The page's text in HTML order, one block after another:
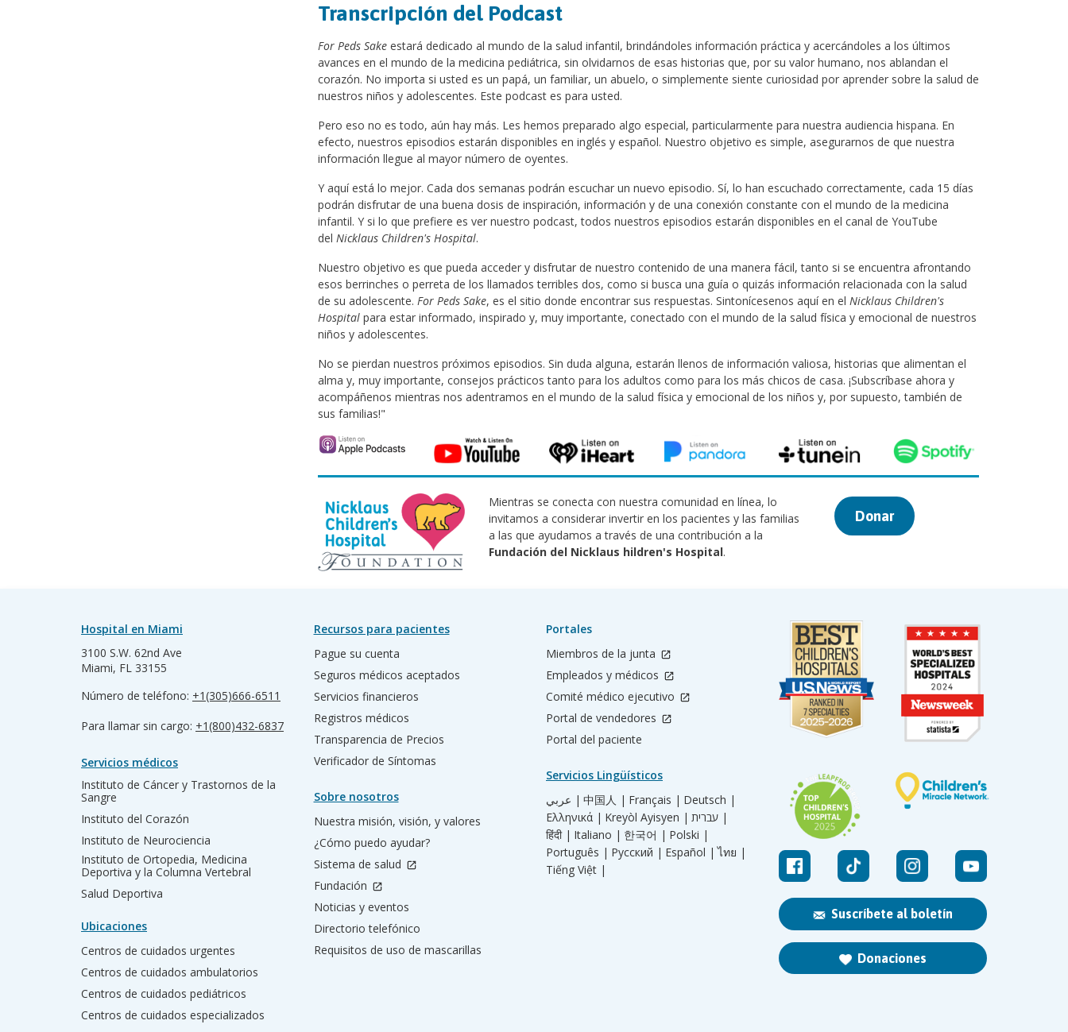
Transcripción del Podcast
For Peds Sake estará dedicado al mundo de la salud infantil, brindándoles información práctica y acercándoles a los últimos
avances en el mundo de la medicina pediátrica, sin olvidarnos de esas historias que, por su valor humano, nos ablandan el
corazón. No importa si usted es un papá, un familiar, un abuelo, o simplemente siente curiosidad por aprender sobre la salud de
nuestros niños y adolescentes. Este podcast es para usted.
Pero eso no es todo, aún hay más. Les hemos preparado algo especial, particularmente para nuestra audiencia hispana. En
efecto, nuestros episodios estarán disponibles en inglés y español. Nuestro objetivo es simple, asegurarnos de que nuestra
información llegue al mayor número de oyentes.
Y aquí está lo mejor. Cada dos semanas podrán escuchar un nuevo episodio. Sí, lo han escuchado correctamente, cada 15 días
podrán disfrutar de una buena dosis de inspiración, información y de una conexión constante con el mundo de la medicina
infantil. Y si lo que prefiere es ver nuestro podcast, todos nuestros episodios estarán disponibles en el canal de YouTube
del Nicklaus Children's Hospital.
Nuestro objetivo es que pueda acceder y disfrutar de nuestro contenido de una manera fácil, tanto si se encuentra afrontando
esos berrinches o perreta de los llamados terribles dos, como si busca una guía o quizás información relacionada con la salud
de su adolescente. For Peds Sake, es el sitio donde encontrar sus respuestas. Sintonícesenos aquí en el Nicklaus Children's
Hospital para estar informado, inspirado y, muy importante, conectado con el mundo de la salud física y emocional de nuestros
niños y adolescentes.
No se pierdan nuestros próximos episodios. Sin duda alguna, estarán llenos de información valiosa, historias que alimentan el
alma y, muy importante, consejos prácticos tanto para los adultos como para los más chicos de casa. ¡Subscríbase ahora y
acompáñenos mientras nos adentramos en el mundo de la salud física y emocional de los niños y, por supuesto, también de
sus familias!"
Mientras se conecta con nuestra comunidad en línea, lo
invitamos a considerar invertir en los pacientes y las familias
a las que ayudamos a través de una contribución a la
Fundación del Nicklaus hildren's Hospital.
Donar
Suscríbete al boletín
Donaciones
Hospital en Miami
3100 S.W. 62nd Ave
Miami, FL 33155
Número de teléfono: +1(305)666-6511
Para llamar sin cargo: +1(800)432-6837
Servicios médicos
Instituto de Cáncer y Trastornos de la
Sangre
Instituto del Corazón
Instituto de Neurociencia
Instituto de Ortopedia, Medicina
Deportiva y la Columna Vertebral
Salud Deportiva
Ubicaciones
Centros de cuidados urgentes
Centros de cuidados ambulatorios
Centros de cuidados pediátricos
Centros de cuidados especializados
Recursos para pacientes
Pague su cuenta
Seguros médicos aceptados
Servicios financieros
Registros médicos
Transparencia de Precios
Verificador de Síntomas
Sobre nosotros
Nuestra misión, visión, y valores
¿Cómo puedo ayudar?
Sistema de salud
Fundación
Noticias y eventos
Directorio telefónico
Requisitos de uso de mascarillas
Portales
Miembros de la junta
Empleados y médicos
Comité médico ejecutivo
Portal de vendedores
Portal del paciente
Servicios Lingüísticos
عربي | 中国人 | Français | Deutsch |
Ελληνικά | Kreyòl Ayisyen |
עברית |
हिंदी | Italiano | 한국어 | Polski |
Português | Русский | Español | ไทย |
Tiếng Việt |